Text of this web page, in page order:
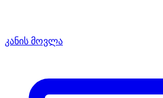
კანის მოვლა